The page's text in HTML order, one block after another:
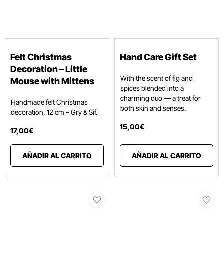
Felt Christmas
Decoration – Little
Mouse with Mittens
Handmade felt Christmas
decoration, 12 cm – Gry & Sif.
17,00€
AÑADIR AL CARRITO
Hand Care Gift Set
With the scent of fig and
spices blended into a
charming duo — a treat for
both skin and senses.
15,00€
AÑADIR AL CARRITO